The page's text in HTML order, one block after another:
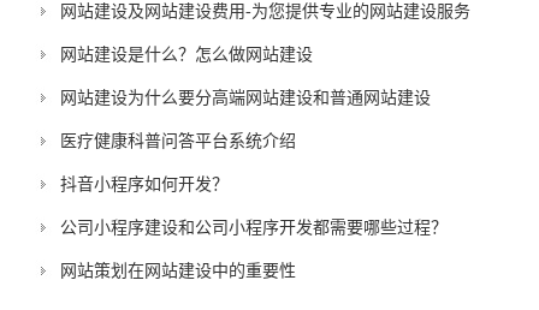
网站建设及网站建设费用-为您提供专业的网站建设服务
网站建设是什么？怎么做网站建设
网站建设为什么要分高端网站建设和普通网站建设
医疗健康科普问答平台系统介绍
抖音小程序如何开发？
公司小程序建设和公司小程序开发都需要哪些过程？
网站策划在网站建设中的重要性